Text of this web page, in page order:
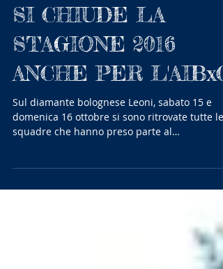
SI CHIUDE LA
STAGIONE 2016
ANCHE PER L'AIBxC
domenica 16 ottobre si sono ritrovate tutte le
squadre che hanno preso parte al